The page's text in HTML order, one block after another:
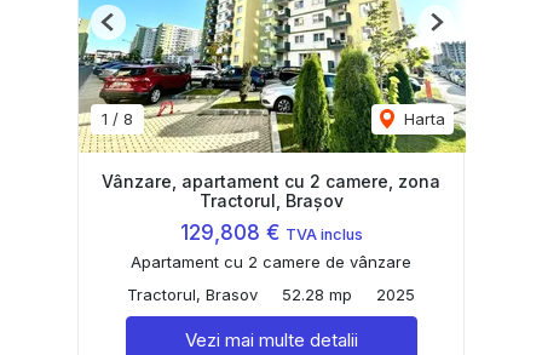
1 / 8 Harta
Previous Next
Vânzare, apartament cu 2 camere, zona
Tractorul, Brașov
129,808 € TVA inclus
Apartament cu 2 camere de vânzare
Tractorul, Brasov
52.28 mp 2025
Vezi mai multe detalii